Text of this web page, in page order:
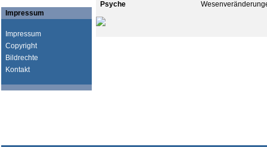
Impressum
Impressum
Copyright
Bildrechte
Kontakt
Psyche